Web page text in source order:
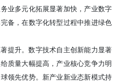
业多元化拓展显著加快，产业数字
备，在数字化转型过程中推进绿色
提升。数字技术自主创新能力显著
质量大幅提高，产业核心竞争力明
领先优势。新产业新业态新模式持